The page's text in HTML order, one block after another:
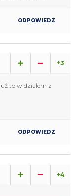
ODPOWIEDZ
+3
to widziałem z
ODPOWIEDZ
+4